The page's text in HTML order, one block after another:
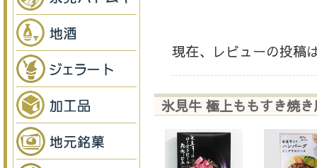
現在、レビューの投稿
氷見牛 極上ももすき焼